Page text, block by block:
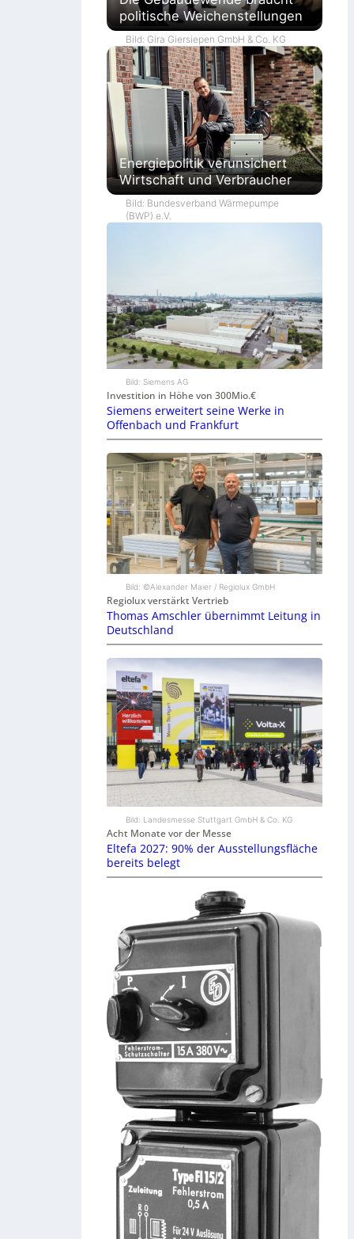
politische Weichenstellungen
Bild: Gira Giersiepen GmbH & Co. KG
Energiepolitik verunsichert
Wirtschaft und Verbraucher
Bild: Bundesverband Wärmepumpe
(BWP) e.V.
Bild: Siemens AG
Investition in Höhe von 300Mio.€
Siemens erweitert seine Werke in
Offenbach und Frankfurt
Bild: ©Alexander Maier / Regiolux GmbH
Regiolux verstärkt Vertrieb
Thomas Amschler übernimmt Leitung in
Deutschland
Bild: Landesmesse Stuttgart GmbH & Co. KG
Acht Monate vor der Messe
Eltefa 2027: 90% der Ausstellungsfläche
bereits belegt